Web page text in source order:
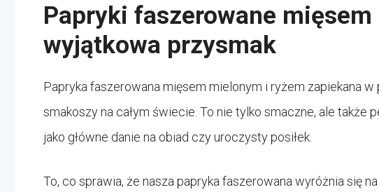
Papryki faszerowane
wyjątkowa przysmak
Papryka faszerowana mięsem mielonym i ryżem zapiekana w
smakoszy na całym świecie. To nie tylko smaczne, ale także
jako główne danie na obiad czy uroczysty posiłek.
To, co sprawia, że nasza papryka faszerowana wyróżnia się